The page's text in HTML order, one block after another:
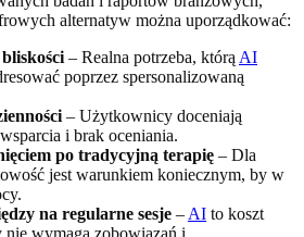
alternatyw można uporządkować:
– Realna potrzeba, którą AI
poprzez spersonalizowaną
– Użytkownicy doceniają
i brak oceniania.
po tradycyjną terapię – Dla
jest warunkiem koniecznym, by w
na regularne sesje – AI to koszt
wymaga zobowiązań i